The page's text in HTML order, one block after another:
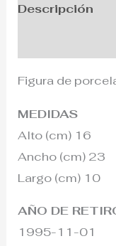
Descripción
Figura de
MEDIDAS
Alto (cm) 16
Ancho (cm) 23
Largo (cm) 10
AÑO DE
1995-11-01